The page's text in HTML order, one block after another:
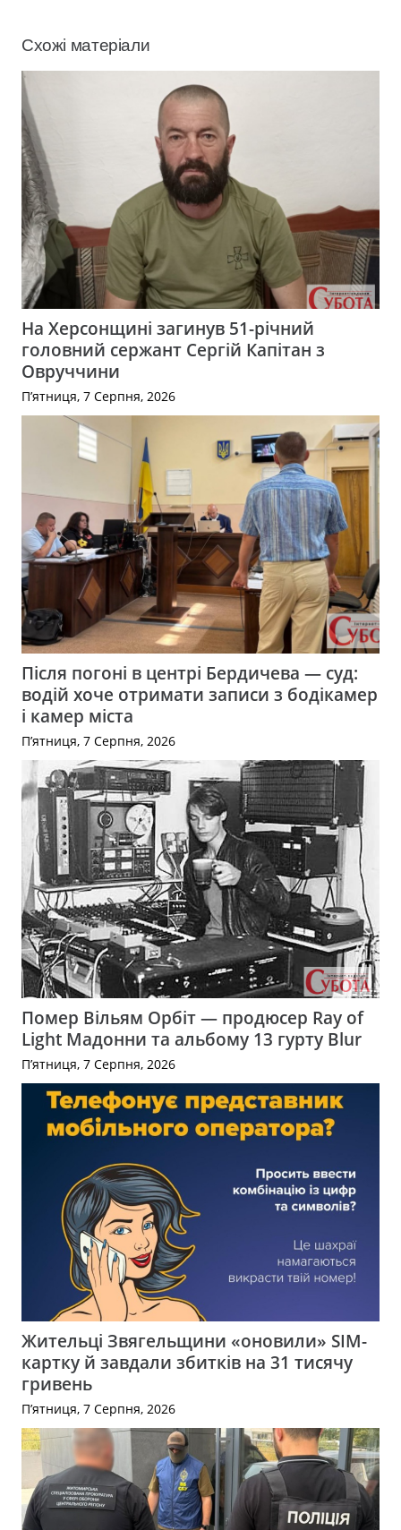
Схожі матеріали
На Херсонщині загинув 51-річний
головний сержант Сергій Капітан з
Овруччини
П’ятниця, 7 Серпня, 2026
Після погоні в центрі Бердичева — суд:
водій хоче отримати записи з бодікамер
і камер міста
П’ятниця, 7 Серпня, 2026
Помер Вільям Орбіт — продюсер Ray of
Light Мадонни та альбому 13 гурту Blur
П’ятниця, 7 Серпня, 2026
Жительці Звягельщини «оновили» SIM-
картку й завдали збитків на 31 тисячу
гривень
П’ятниця, 7 Серпня, 2026